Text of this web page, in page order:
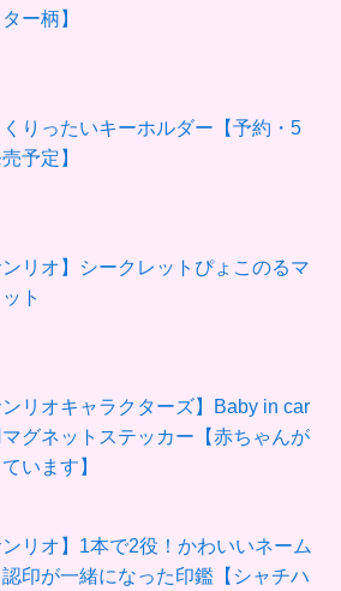
ー柄】
りったいキーホルダー【予約・5
予定】
ンリオ】シークレットぴょこのるマ
ト
ンリオキャラクターズ】Baby in car
グネットステッカー【赤ちゃんが
います】
ンリオ】1本で2役！かわいいネーム
印が一緒になった印鑑【シャチハ